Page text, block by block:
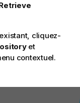
cliquez-
et
contextuel.